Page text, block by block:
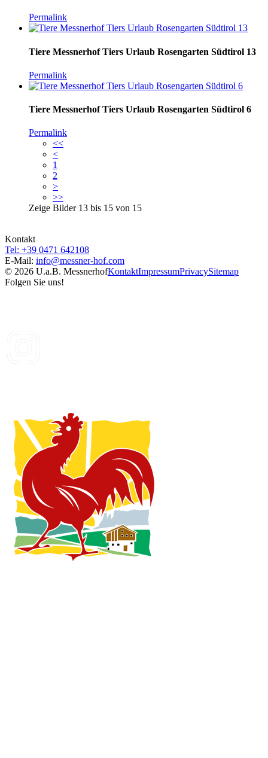
Permalink
Tiere Messnerhof Tiers Urlaub Rosengarten Südtirol 13
Permalink
Tiere Messnerhof Tiers Urlaub Rosengarten Südtirol 6
Permalink
<<
<
1
2
>
>>
Zeige Bilder 13 bis 15 von 15
Kontakt
Tel: +39 0471 642108
E-Mail: info@messner-hof.com
© 2026 U.a.B. MessnerhofKontaktImpressumPrivacySitemap
Folgen Sie uns!